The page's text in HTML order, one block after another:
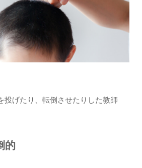
投げたり、転倒させたりした教師
的